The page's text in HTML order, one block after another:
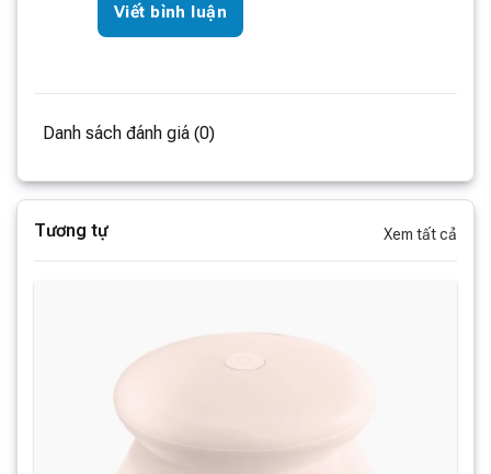
Viết bình luận
Danh sách đánh giá (0)
Tương tự Xem tất cả